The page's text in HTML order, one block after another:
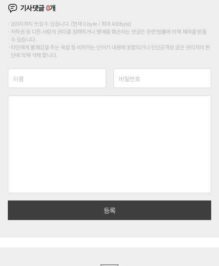
기사댓글0개
200자까지 쓰실 수 있습니다. (현재 0 byte / 최대 400byte)
저작권 등 다른 사람의 권리를 침해하거나 명예를 훼손하는 댓글은 관련 법률에 의해 제재를 받을
수 있습니다.
타인에게 불쾌감을 주는 욕설 등 비하하는 단어가 내용에 포함되거나 인신공격성 글은 관리자의 판
단에 의해 삭제 합니다.